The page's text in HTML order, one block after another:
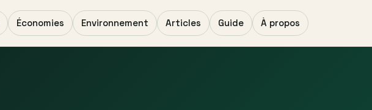
Économies Environnement Articles Guide À propos